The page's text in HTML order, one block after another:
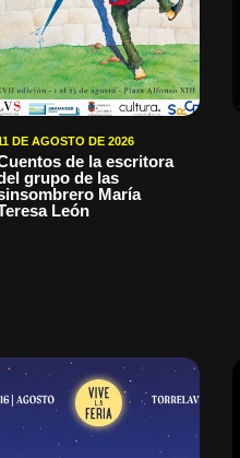
DE AGOSTO DE 2026
de la escritora
grupo de las
María
León